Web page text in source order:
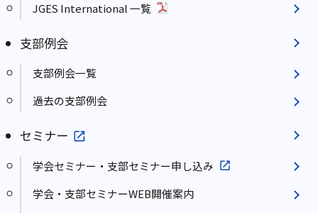
JGES International 一覧
支部例会
支部例会一覧
過去の支部例会
セミナー
学会セミナー・支部セミナー申し込み
学会・支部セミナーWEB開催案内